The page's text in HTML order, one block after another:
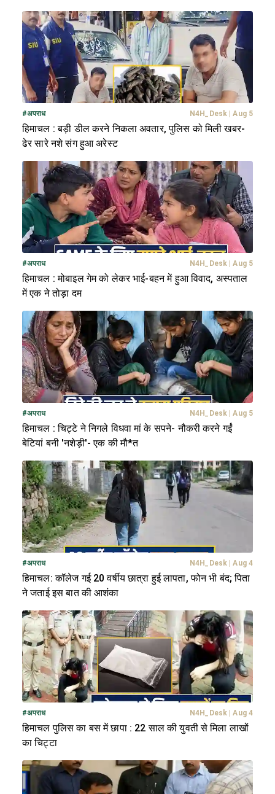
#अपराध N4H_Desk Aug 5
हिमाचल : बड़ी डील करने निकला अवतार, पुलिस को मिली खबर-
ढेर सारे नशे संग हुआ अरेस्ट
#अपराध N4H_Desk Aug 5
हिमाचल : मोबाइल गेम को लेकर भाई-बहन में हुआ विवाद, अस्पताल
में एक ने तोड़ा दम
#अपराध N4H_Desk Aug 5
हिमाचल : चिट्टे ने निगले विधवा मां के सपने- नौकरी करने गईं
बेटियां बनी 'नशेड़ी'- एक की मौ*त
#अपराध N4H_Desk Aug 4
हिमाचल: कॉलेज गई 20 वर्षीय छात्रा हुई लापता, फोन भी बंद; पिता
ने जताई इस बात की आशंका
#अपराध N4H_Desk Aug 4
हिमाचल पुलिस का बस में छापा : 22 साल की युवती से मिला लाखों
का चिट्टा